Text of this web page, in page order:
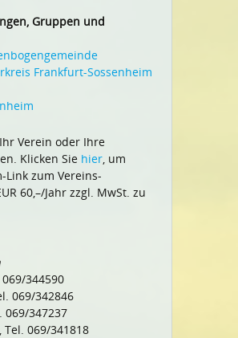
Gruppen und
Frankfurt-Sossenheim
Verein oder Ihre
Klicken Sie hier, um
Link zum Vereins-
60,–/Jahr zzgl. MwSt. zu
344590
069/342846
069/347237
069/341818